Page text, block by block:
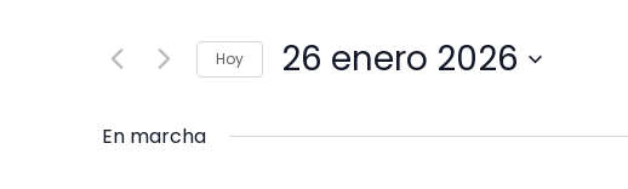
navegació
de
vistas
para Hoy 26 enero 2026
En marcha